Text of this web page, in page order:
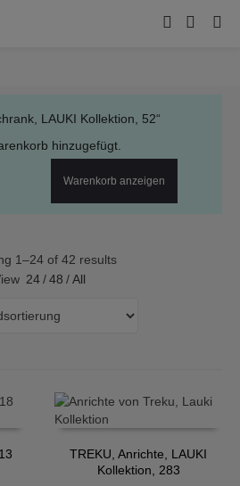
LAUKI Kollektion, 52“
hinzugefügt.
Warenkorb anzeigen
1–24 of 42 results
24 / 48 / All
TREKU, Anrichte, LAUKI
Kollektion, 283